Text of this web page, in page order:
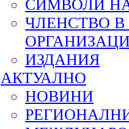
СИМВОЛИ
ЧЛЕНСТВО
ИЗДАНИЯ
АКТУАЛНО
НОВИНИ